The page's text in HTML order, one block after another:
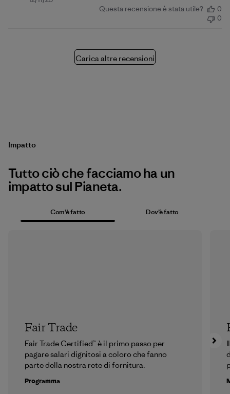
Questa recensione è stata utile?
0
0
Carica altre recensioni
Impatto
Tutto ciò che facciamo ha un
impatto sul Pianeta.
Com’è fatto Dov’è fatto
Fair Trade
Fair Trade Certified™ è il primo passo per
pagare salari dignitosi a coloro che fanno
parte della nostra rete di fornitura.
Programma